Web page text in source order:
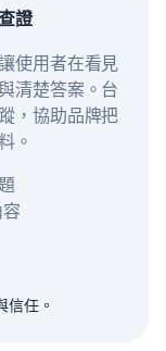
證
使用者在看見
清楚答案。台
，協助品牌把
。
信任。